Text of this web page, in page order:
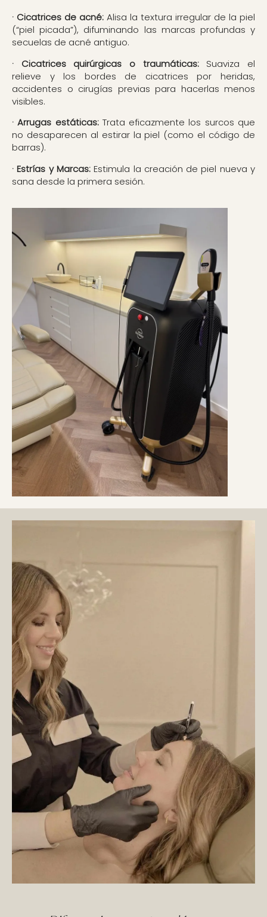
· Cicatrices de acné: Alisa la textura irregular de la piel
(“piel picada”), difuminando las marcas profundas y
secuelas de acné antiguo.
· Cicatrices quirúrgicas o traumáticas:Suaviza el
relieve y los bordes de cicatrices por heridas,
accidentes o cirugías previas para hacerlas menos
visibles.
· Arrugas estáticas:Trata eficazmente los surcos que
no desaparecen al estirar la piel (como el código de
barras).
· Estrías y Marcas:Estimula la creación de piel nueva y
sana desde la primera sesión.